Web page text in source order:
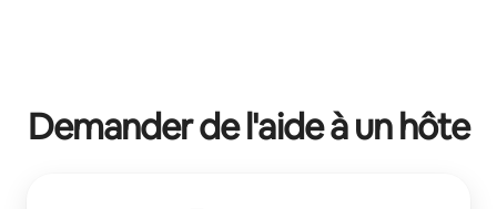
Demander de l'aide à un hôte